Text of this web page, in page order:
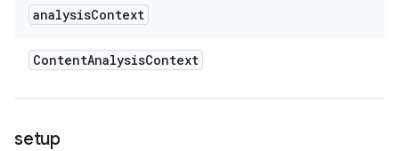
analysisContext
ContentAnalysisContext
setup